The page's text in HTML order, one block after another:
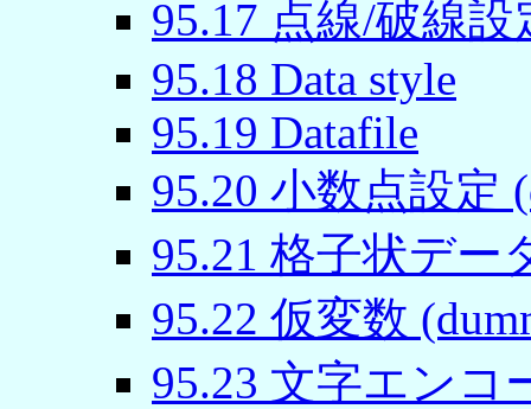
95.17 点線/破線設
95.18 Data style
95.19 Datafile
95.20 小数点設定
95.21 格子状デー
95.22 仮変数
95.23 文字エンコ